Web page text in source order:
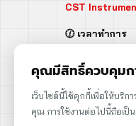
CST
🕜 เวลาทำการ
เสาร์ | 08:00 -
📍 95 ถ.ร่มเกล้า
เขตลาดกระบัง กรุ
คุณมีสิทธิ์ควบคุมก
เว็บไซต์นี้ใช้คุกกี้เพื่อให้บริ
คุณ การใช้งานต่อไปนี้ถือเป็